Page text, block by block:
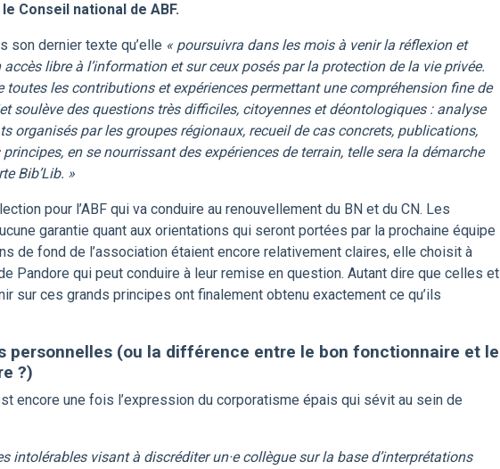
Conseil national de ABF.
son dernier texte qu’elle « poursuivra dans les mois à venir la réflexion et
accès libre à l’information et sur ceux posés par la protection de la vie privée.
toutes les contributions et expériences permettant une compréhension fine de
soulève des questions très difficiles, citoyennes et déontologiques : analyse
organisés par les groupes régionaux, recueil de cas concrets, publications,
en se nourrissant des expériences de terrain, telle sera la démarche
Bib’Lib. »
pour l’ABF qui va conduire au renouvellement du BN et du CN. Les
garantie quant aux orientations qui seront portées par la prochaine équipe
de fond de l’association étaient encore relativement claires, elle choisit à
Pandore qui peut conduire à leur remise en question. Autant dire que celles et
sur ces grands principes ont finalement obtenu exactement ce qu’ils
personnelles (ou la différence entre le bon fonctionnaire et le
?)
encore une fois l’expression du corporatisme épais qui sévit au sein de
intolérables visant à discréditer un·e collègue sur la base d’interprétations